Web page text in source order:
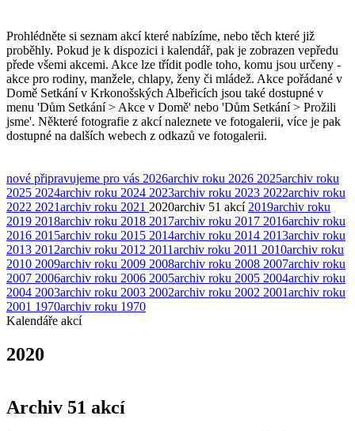
Prohlédněte si seznam akcí které nabízíme, nebo těch které již
proběhly. Pokud je k dispozici i kalendář, pak je zobrazen vepředu
přede všemi akcemi. Akce lze třídit podle toho, komu jsou určeny -
akce pro rodiny, manžele, chlapy, ženy či mládež. Akce pořádané v
Domě Setkání v Krkonošských Albeřicích jsou také dostupné v
menu 'Dům Setkání > Akce v Domě' nebo 'Dům Setkání > Prožili
jsme'. Některé fotografie z akcí naleznete ve fotogalerii, více je pak
dostupné na dalších webech z odkazů ve fotogalerii.
nové připravujeme pro vás 2026archiv roku 2026 2025archiv roku
2025 2024archiv roku 2024 2023archiv roku 2023 2022archiv roku
2022 2021archiv roku 2021 2020archiv 51 akcí 2019archiv roku
2019 2018archiv roku 2018 2017archiv roku 2017 2016archiv roku
2016 2015archiv roku 2015 2014archiv roku 2014 2013archiv roku
2013 2012archiv roku 2012 2011archiv roku 2011 2010archiv roku
2010 2009archiv roku 2009 2008archiv roku 2008 2007archiv roku
2007 2006archiv roku 2006 2005archiv roku 2005 2004archiv roku
2004 2003archiv roku 2003 2002archiv roku 2002 2001archiv roku
2001 1970archiv roku 1970
Kalendáře akcí
2020
Archiv 51 akcí